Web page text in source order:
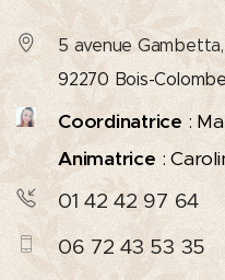
5 avenue Gambetta,
92270 Bois-
Coordinatrice :
Animatrice :
01 42 42 97 64
06 72 43 53 35